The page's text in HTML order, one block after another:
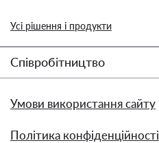
Усі рішення і продукти
Співробітництво
Умови використання сайту
Політика конфіденційності